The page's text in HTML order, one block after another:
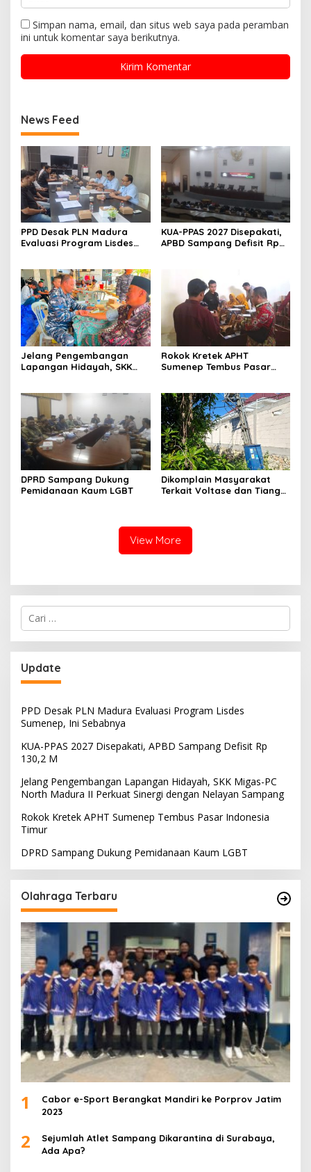
Simpan nama, email, dan situs web saya pada peramban
ini untuk komentar saya berikutnya.
News Feed
PPD Desak PLN Madura
Evaluasi Program Lisdes
KUA-PPAS 2027 Disepakati,
APBD Sampang Defisit Rp
Jelang Pengembangan
Lapangan Hidayah, SKK
Nelayan Sampang
Rokok Kretek APHT
Sumenep Tembus Pasar
DPRD Sampang Dukung
Pemidanaan Kaum LGBT
Dikomplain Masyarakat
Terkait Voltase dan Tiang
View More
Cari
untuk:
Update
PPD Desak PLN Madura Evaluasi Program Lisdes
Sumenep, Ini Sebabnya
KUA-PPAS 2027 Disepakati, APBD Sampang Defisit Rp
130,2 M
Jelang Pengembangan Lapangan Hidayah, SKK Migas-PC
North Madura II Perkuat Sinergi dengan Nelayan Sampang
Rokok Kretek APHT Sumenep Tembus Pasar Indonesia
Timur
DPRD Sampang Dukung Pemidanaan Kaum LGBT
Olahraga Terbaru
1
Cabor e-Sport Berangkat Mandiri ke Porprov Jatim
2023
2
Sejumlah Atlet Sampang Dikarantina di Surabaya,
Ada Apa?